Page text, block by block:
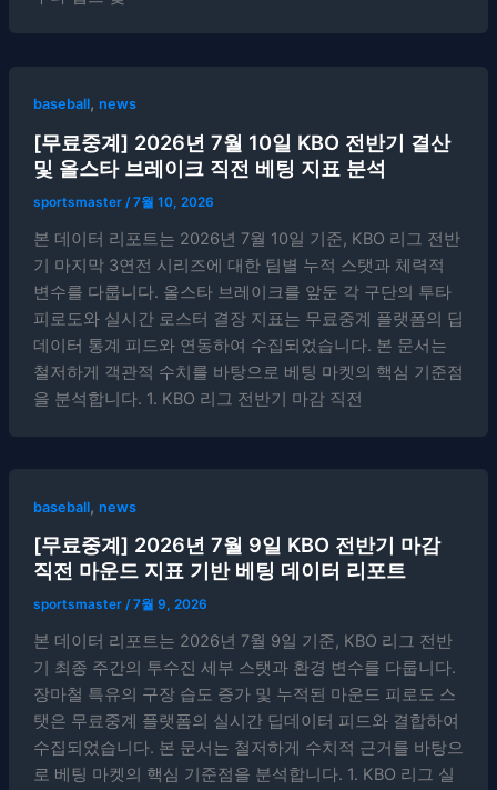
baseball, news
[무료중계] 2026년 7월 10일 KBO 전반기 결산
및 올스타 브레이크 직전 베팅 지표 분석
sportsmaster /7월 10, 2026
본 데이터 리포트는 2026년 7월 10일 기준, KBO 리그 전반
기 마지막 3연전 시리즈에 대한 팀별 누적 스탯과 체력적
변수를 다룹니다. 올스타 브레이크를 앞둔 각 구단의 투타
피로도와 실시간 로스터 결장 지표는 무료중계 플랫폼의 딥
데이터 통계 피드와 연동하여 수집되었습니다. 본 문서는
철저하게 객관적 수치를 바탕으로 베팅 마켓의 핵심 기준점
을 분석합니다. 1. KBO 리그 전반기 마감 직전
baseball, news
[무료중계] 2026년 7월 9일 KBO 전반기 마감
직전 마운드 지표 기반 베팅 데이터 리포트
sportsmaster /7월 9, 2026
본 데이터 리포트는 2026년 7월 9일 기준, KBO 리그 전반
기 최종 주간의 투수진 세부 스탯과 환경 변수를 다룹니다.
장마철 특유의 구장 습도 증가 및 누적된 마운드 피로도 스
탯은 무료중계 플랫폼의 실시간 딥데이터 피드와 결합하여
수집되었습니다. 본 문서는 철저하게 수치적 근거를 바탕으
로 베팅 마켓의 핵심 기준점을 분석합니다. 1. KBO 리그 실